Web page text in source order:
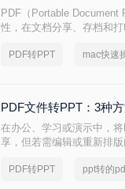
PDF（Portable Document
性，在文档分享、存档和
呢？本文将介绍两种将
PDF转PPT mac快速
PDF文件转PPT：3种
在办公、学习或演示中，
享，但若需编辑或重新排
PDF转PPT